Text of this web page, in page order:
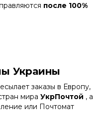
после 100%
Украины
заказы в Европу,
мира УкрПочтой , а
или Почтомат